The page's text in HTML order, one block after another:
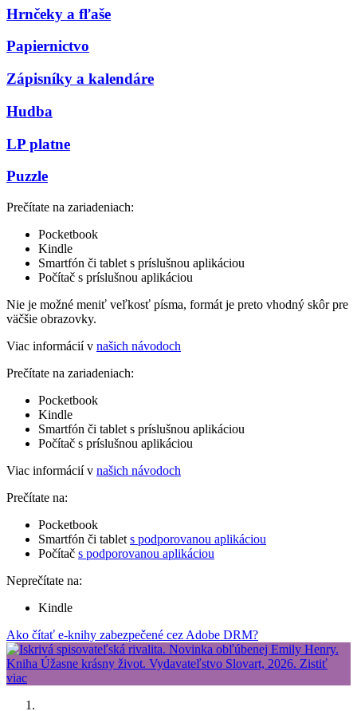
Hrnčeky a fľaše
Papiernictvo
Zápisníky a kalendáre
Hudba
LP platne
Puzzle
Prečítate na zariadeniach:
Pocketbook
Kindle
Smartfón či tablet s príslušnou aplikáciou
Počítač s príslušnou aplikáciou
Nie je možné meniť veľkosť písma, formát je preto vhodný skôr pre
väčšie obrazovky.
Viac informácií v našich návodoch
Prečítate na zariadeniach:
Pocketbook
Kindle
Smartfón či tablet s príslušnou aplikáciou
Počítač s príslušnou aplikáciou
Viac informácií v našich návodoch
Prečítate na:
Pocketbook
Smartfón či tablet s podporovanou aplikáciou
Počítač s podporovanou aplikáciou
Neprečítate na:
Kindle
Ako čítať e-knihy zabezpečené cez Adobe DRM?